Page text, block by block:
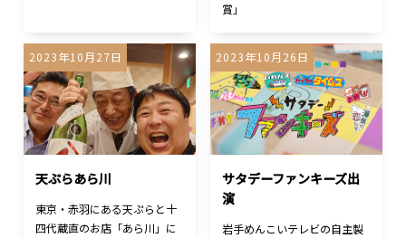
賞」
2023年10月27日
天ぷらあら川
東京・赤羽にある天ぷらと十
四代蔵直のお店「あら川」に
2023年10月26日
サタデーファンキーズ出
演
岩手めんこいテレビの自主製